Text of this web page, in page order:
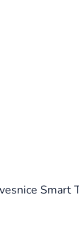
Smart